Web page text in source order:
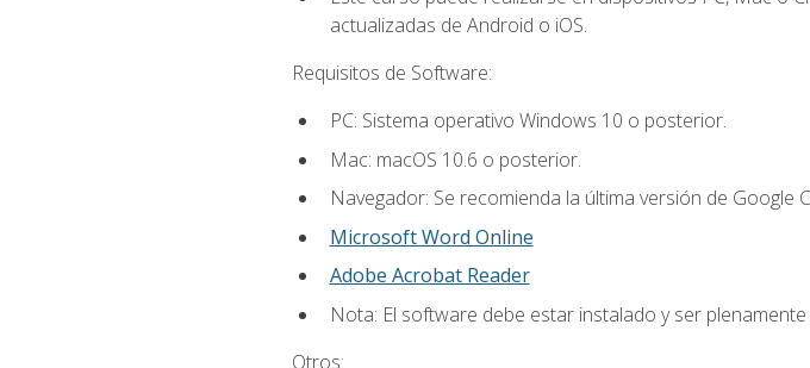
actualizadas de Android o iOS.
Requisitos de Software:
PC: Sistema operativo Windows 10 o posterior.
Mac: macOS 10.6 o posterior.
Navegador: Se recomienda la última versión de
Microsoft Word Online
Adobe Acrobat Reader
Nota: El software debe estar instalado y ser
Otros: